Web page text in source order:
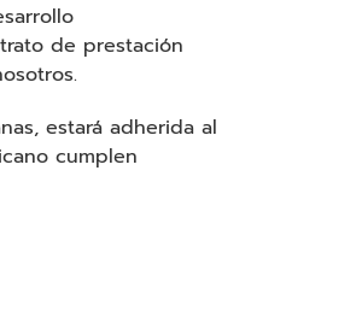
de prestación
estará adherida al
cumplen